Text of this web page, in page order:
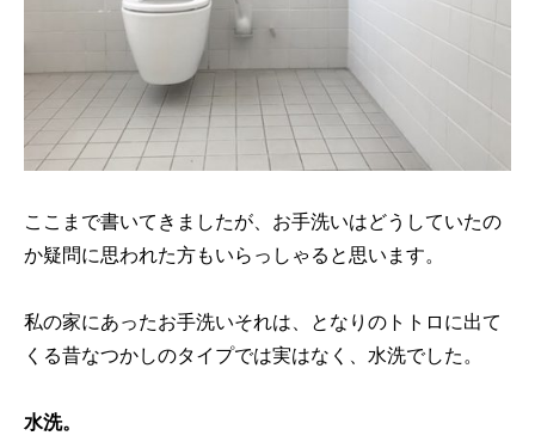
ここまで書いてきましたが、お手洗いはどうしていたの
か疑問に思われた方もいらっしゃると思います。
私の家にあったお手洗いそれは、となりのトトロに出て
くる昔なつかしのタイプでは実はなく、水洗でした。
水洗。